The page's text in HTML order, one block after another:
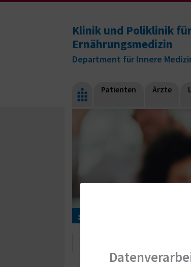
Klinik und Poliklinik
Ernährungsmedizin
Department für Innere
Patienten Ärzte